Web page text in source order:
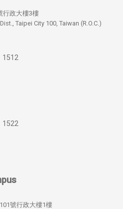
行政大樓3樓
Taipei City 100, Taiwan (R.O.C.)
1512
1522
號行政大樓1樓